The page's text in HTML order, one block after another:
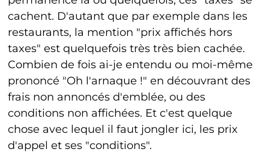
cachent. D'autant que par exemple dans les
restaurants, la mention "prix affichés hors
taxes" est quelquefois très très bien cachée.
Combien de fois ai-je entendu ou moi-même
prononcé "Oh l'arnaque !" en découvrant des
frais non annoncés d'emblée, ou des
conditions non affichées. Et c'est quelque
chose avec lequel il faut jongler ici, les prix
d'appel et ses "conditions".